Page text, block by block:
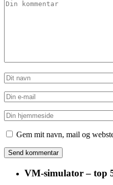
Gem mit navn, mail og
VM-simulator – top